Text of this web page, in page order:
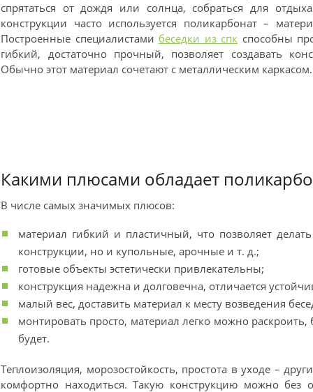
спрятаться от дождя или солнца, собраться для
конструкции часто используется поликарбонат –
Построенные специалистами беседки из спк способны
гибкий, достаточно прочный, позволяет создавать
Обычно этот материал сочетают с металлическим каркасом.
Какими плюсами обладает
В числе самых значимых плюсов:
материал гибкий и пластичный, что позволяет
конструкции, но и купольные, арочные и т. д.;
готовые объекты эстетически привлекательны;
конструкция надежна и долговечна, отличается
малый вес, доставить материал к месту возведения
монтировать просто, материал легко можно
будет.
Теплоизоляция, морозостойкость, простота в уходе –
комфортно находиться. Такую конструкцию можно без